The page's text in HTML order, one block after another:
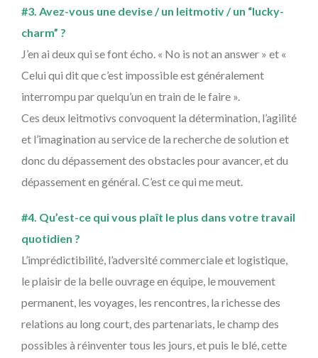
#3. Avez-vous une devise / un leitmotiv / un “lucky-
charm” ?
J’en ai deux qui se font écho. « No is not an answer » et «
Celui qui dit que c’est impossible est généralement
interrompu par quelqu’un en train de le faire ».
Ces deux leitmotivs convoquent la détermination, l’agilité
et l’imagination au service de la recherche de solution et
donc du dépassement des obstacles pour avancer, et du
dépassement en général. C’est ce qui me meut.
#4. Qu’est-ce qui vous plaît le plus dans votre travail
quotidien ?
L’imprédictibilité, l’adversité commerciale et logistique,
le plaisir de la belle ouvrage en équipe, le mouvement
permanent, les voyages, les rencontres, la richesse des
relations au long court, des partenariats, le champ des
possibles à réinventer tous les jours, et puis le blé, cette